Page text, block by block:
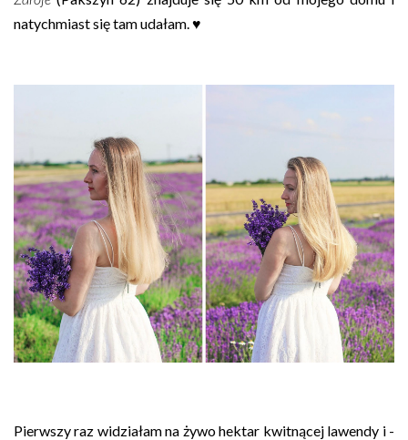
natychmiast się tam udałam. ♥
Pierwszy raz widziałam na żywo hektar kwitnącej lawendy i -